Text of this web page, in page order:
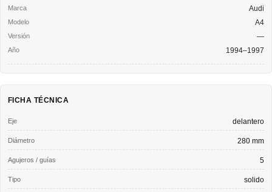
Audi
A4
—
1994–1997
FICHA TÉCNICA
Eje delantero
Diámetro 280 mm
Agujeros / guías 5
Tipo solido